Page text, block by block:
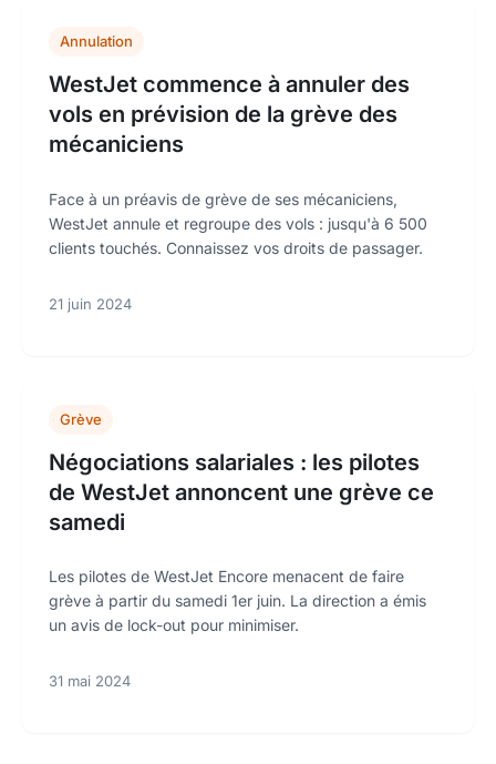
Annulation
WestJet commence à annuler des
vols en prévision de la grève des
mécaniciens
Face à un préavis de grève de ses mécaniciens,
WestJet annule et regroupe des vols : jusqu'à 6 500
clients touchés. Connaissez vos droits de passager.
21 juin 2024
Grève
Négociations salariales : les pilotes
de WestJet annoncent une grève ce
samedi
Les pilotes de WestJet Encore menacent de faire
grève à partir du samedi 1er juin. La direction a émis
un avis de lock-out pour minimiser.
31 mai 2024